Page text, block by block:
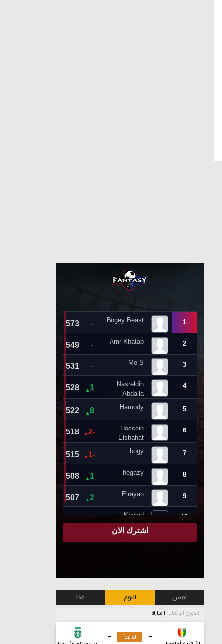
أمس اليوم غدا
الدوري البرتغالي
-
-
لم تبدأ